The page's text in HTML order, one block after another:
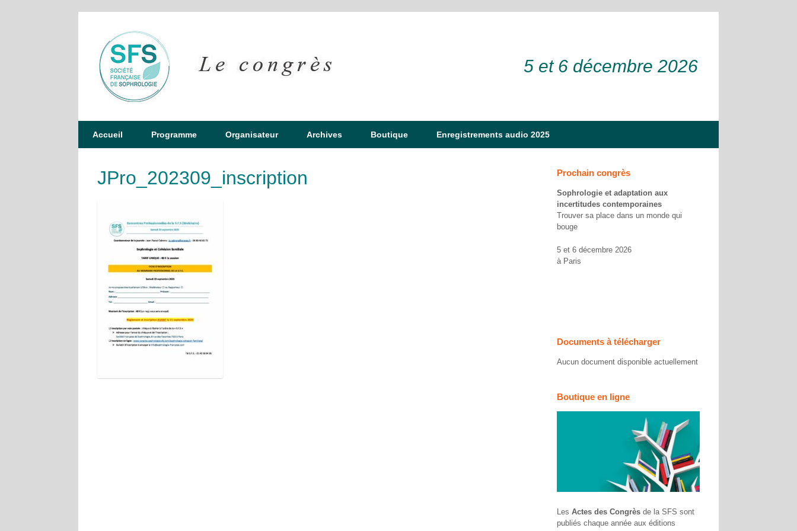
5 et 6 décembre 2026
Accueil Programme Organisateur Archives Boutique Enregistrements audio 2025
JPro_202309_inscription Prochain congrès
Sophrologie et adaptation aux
incertitudes contemporaines
Trouver sa place dans un monde qui
bouge
5 et 6 décembre 2026
à Paris
Documents à télécharger
Aucun document disponible actuellement
Boutique en ligne
Les Actes des Congrèsde la SFS sont
publiés chaque année aux éditions